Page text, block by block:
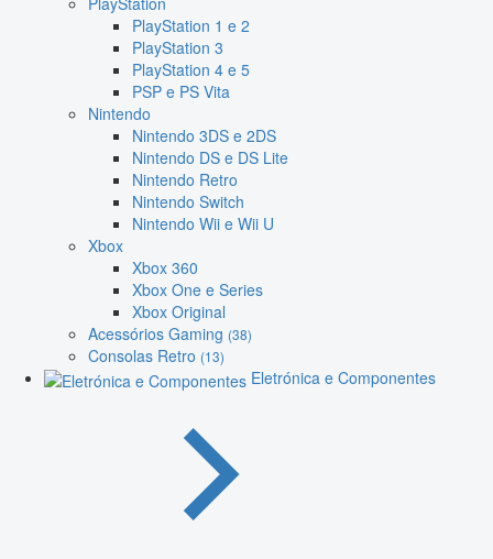
PlayStation 1 e 2
PlayStation 3
PlayStation 4 e 5
PSP e PS Vita
Nintendo
Nintendo 3DS e 2DS
Nintendo DS e DS Lite
Nintendo Retro
Nintendo Switch
Nintendo Wii e Wii U
Xbox
Xbox 360
Xbox One e Series
Xbox Original
Acessórios Gaming (38)
Consolas Retro (13)
Eletrónica e Componentes